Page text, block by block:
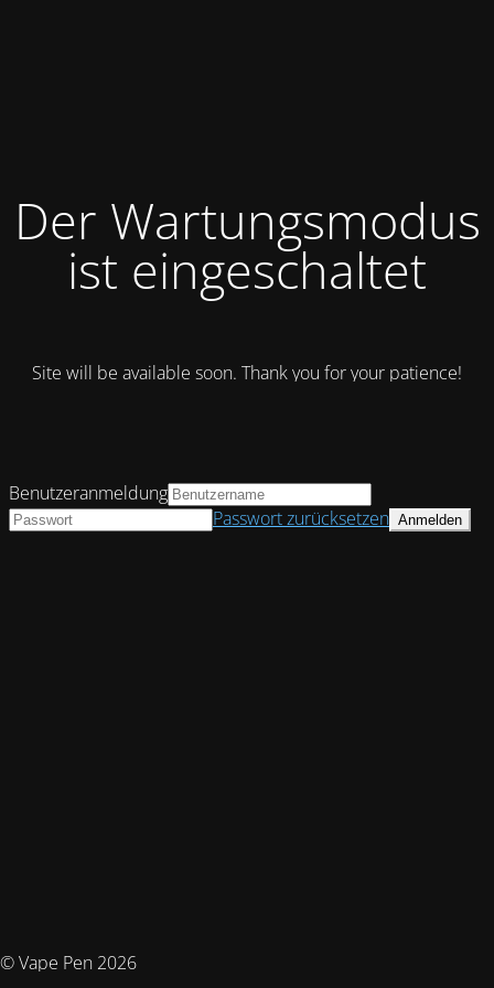
Der Wartungsmodus
ist eingeschaltet
Site will be available soon. Thank you for your patience!
© Vape Pen 2026
Benutzeranmeldung
Passwort zurücksetzen